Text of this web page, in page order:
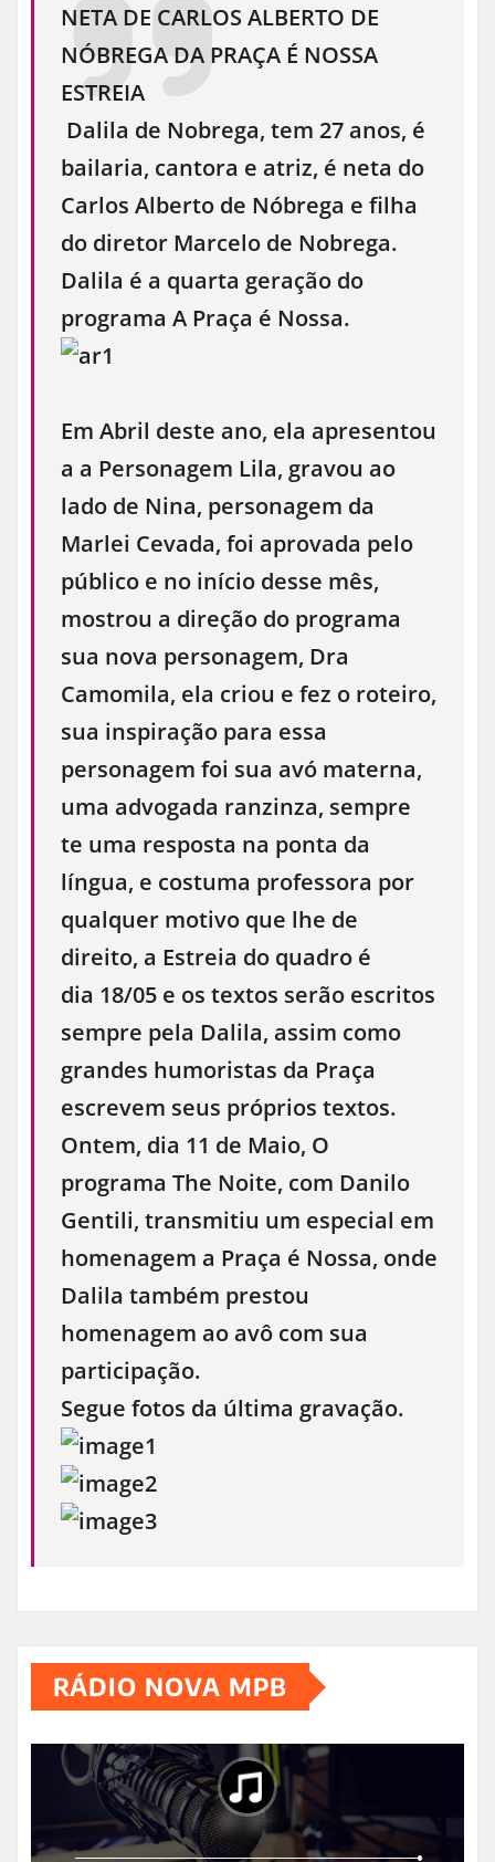
NETA DE CARLOS ALBERTO DE
NÓBREGA DA PRAÇA É NOSSA
ESTREIA
Dalila de Nobrega, tem 27 anos, é
bailaria, cantora e atriz, é neta do
Carlos Alberto de Nóbrega e filha
do diretor Marcelo de Nobrega.
Dalila é a quarta geração do
programa A Praça é Nossa.
Em Abril deste ano, ela apresentou
a a Personagem Lila, gravou ao
lado de Nina, personagem da
Marlei Cevada, foi aprovada pelo
público e no início desse mês,
mostrou a direção do programa
sua nova personagem, Dra
Camomila, ela criou e fez o roteiro,
sua inspiração para essa
personagem foi sua avó materna,
uma advogada ranzinza, sempre
te uma resposta na ponta da
língua, e costuma professora por
qualquer motivo que lhe de
direito, a Estreia do quadro é
dia 18/05 e os textos serão escritos
sempre pela Dalila, assim como
grandes humoristas da Praça
escrevem seus próprios textos.
Ontem, dia 11 de Maio, O
programa The Noite, com Danilo
Gentili, transmitiu um especial em
homenagem a Praça é Nossa, onde
Dalila também prestou
homenagem ao avô com sua
participação.
Segue fotos da última gravação.
RÁDIO NOVA MPB